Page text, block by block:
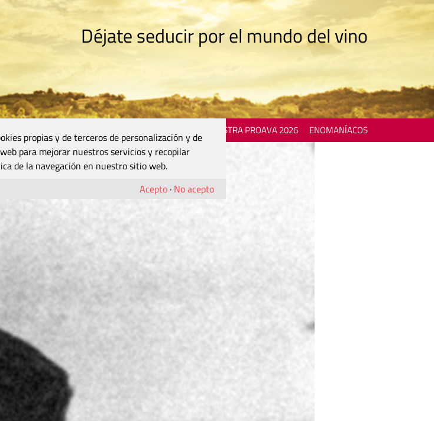
Déjate seducir por el mundo del vino
MOSTRA PROAVA 2026 ENOMANÍACOS
propias y de terceros de personalización y de
para mejorar nuestros servicios y recopilar
de la navegación en nuestro sitio web.
Acepto · No acepto